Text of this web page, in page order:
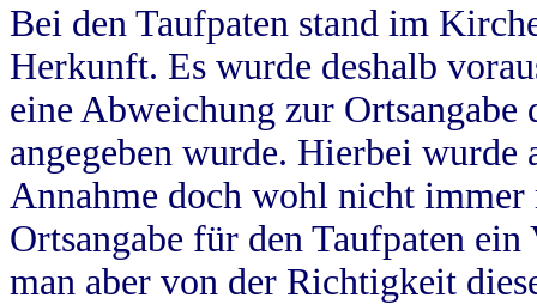
Bei den Taufpaten stand im
Herkunft. Es wurde deshalb
eine Abweichung zur
angegeben wurde. Hierbei wurde
Annahme doch wohl nicht
Ortsangabe für den Taufpaten
man aber von der Richtigkeit